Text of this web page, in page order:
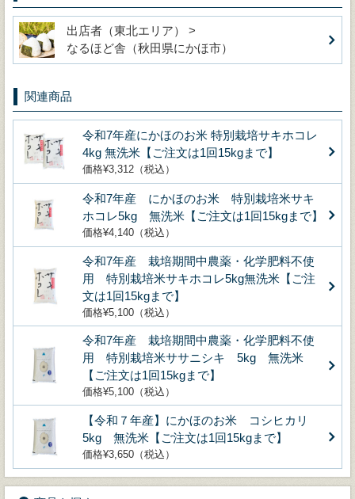
出店者（東北エリア） >
なるほど舎（秋田県にかほ市）
関連商品
令和7年産にかほのお米 特別栽培サキホコレ
4kg 無洗米【ご注文は1回15kgまで】
価格¥3,312（税込）
令和7年産 にかほのお米 特別栽培米サキ
ホコレ5kg 無洗米【ご注文は1回15kgまで】
価格¥4,140（税込）
令和7年産 栽培期間中農薬・化学肥料不使
用 特別栽培米サキホコレ5kg無洗米【ご注
文は1回15kgまで】
価格¥5,100（税込）
令和7年産 栽培期間中農薬・化学肥料不使
用 特別栽培米ササニシキ 5kg 無洗米
【ご注文は1回15kgまで】
価格¥5,100（税込）
【令和７年産】にかほのお米 コシヒカリ
5kg 無洗米【ご注文は1回15kgまで】
価格¥3,650（税込）